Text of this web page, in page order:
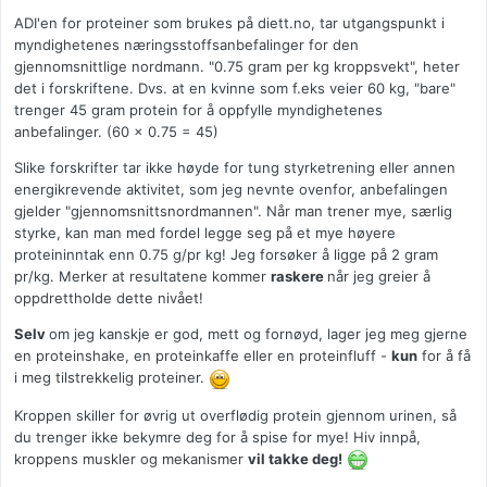
ADI'en for proteiner som brukes på diett.no, tar utgangspunkt i
myndighetenes næringsstoffsanbefalinger for den
gjennomsnittlige nordmann. "0.75 gram per kg kroppsvekt", heter
det i forskriftene. Dvs. at en kvinne som f.eks veier 60 kg, "bare"
trenger 45 gram protein for å oppfylle myndighetenes
anbefalinger. (60 x 0.75 = 45)
Slike forskrifter tar ikke høyde for tung styrketrening eller annen
energikrevende aktivitet, som jeg nevnte ovenfor, anbefalingen
gjelder "gjennomsnittsnordmannen". Når man trener mye, særlig
styrke, kan man med fordel legge seg på et mye høyere
proteininntak enn 0.75 g/pr kg! Jeg forsøker å ligge på 2 gram
pr/kg. Merker at resultatene kommer raskere når jeg greier å
oppdrettholde dette nivået!
Selvom jeg kanskje er god, mett og fornøyd, lager jeg meg gjerne
en proteinshake, en proteinkaffe eller en proteinfluff - kun for å få
i meg tilstrekkelig proteiner.
Kroppen skiller for øvrig ut overflødig protein gjennom urinen, så
du trenger ikke bekymre deg for å spise for mye! Hiv innpå,
kroppens muskler og mekanismer vil takke deg!